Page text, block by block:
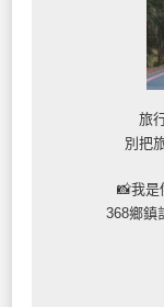
旅
別把
📸我是
368鄉鎮